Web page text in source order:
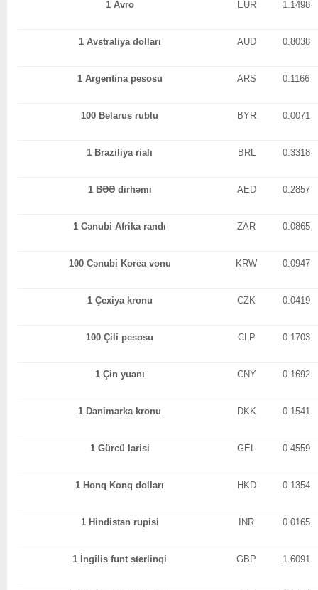
1 Avro EUR 1.1498
1 Avstraliya dolları AUD 0.8038
1 Argentina pesosu ARS 0.1166
100 Belarus rublu BYR 0.0071
1 Braziliya rialı BRL 0.3318
1 BƏƏ dirhəmi AED 0.2857
1 Cənubi Afrika randı ZAR 0.0865
100 Cənubi Korea vonu KRW 0.0947
1 Çexiya kronu CZK 0.0419
100 Çili pesosu CLP 0.1703
1 Çin yuanı CNY 0.1692
1 Danimarka kronu DKK 0.1541
1 Gürcü larisi GEL 0.4559
1 Honq Konq dolları HKD 0.1354
1 Hindistan rupisi INR 0.0165
1 İngilis funt sterlinqi GBP 1.6091